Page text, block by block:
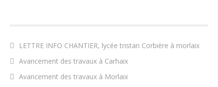
LETTRE INFO CHANTIER, lycée tristan Corbière à morlaix
Avancement des travaux à Carhaix
Avancement des travaux à Morlaix